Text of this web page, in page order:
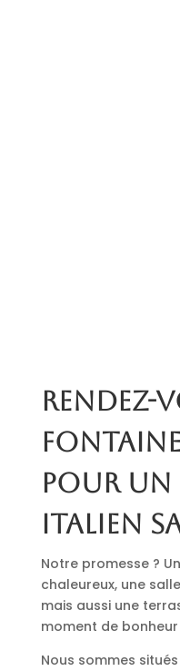
Rendez-
pour un
italien
Notre promesse ?
chaleureux, une
mais aussi une
moment de
Nous sommes